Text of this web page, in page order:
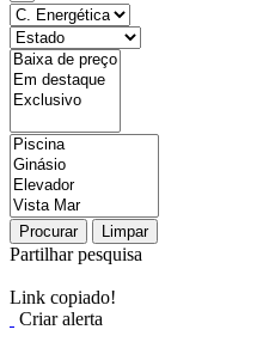
Procurar Limpar
Partilhar pesquisa
Link copiado!
Criar alerta